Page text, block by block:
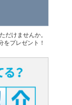
だけませんか。
をプレゼント！